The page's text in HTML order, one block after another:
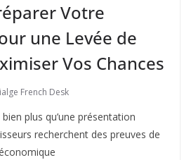
Votre
une Levée de
Vos Chances
French Desk
plus qu’une présentation
recherchent des preuves de